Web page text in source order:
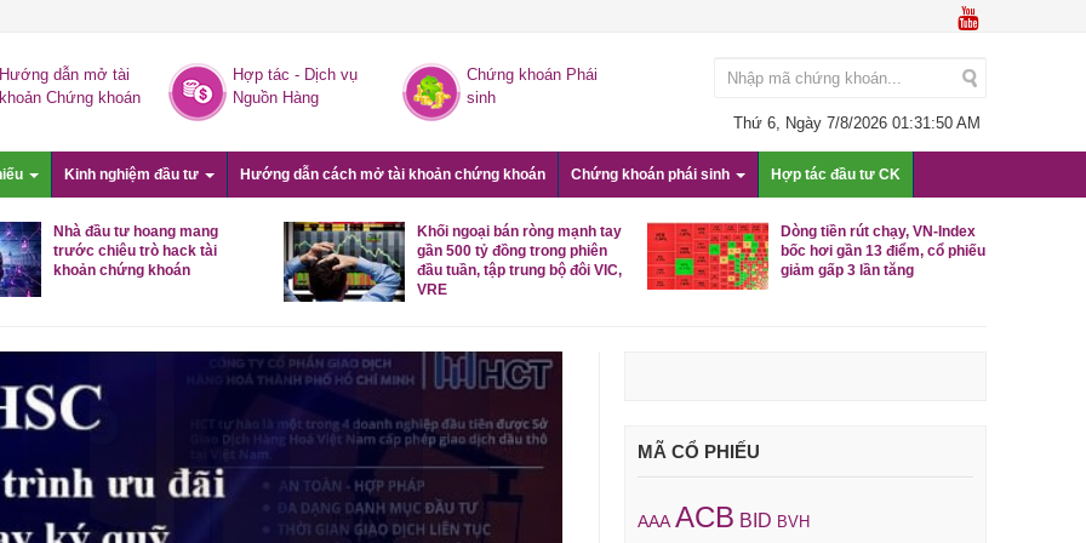
Hướng dẫn mở tài
khoản Chứng khoán
Hợp tác - Dịch vụ
Nguồn Hàng
Chứng khoán Phái
sinh
Thứ 6, Ngày 7/8/2026 01:31:51 AM
Kinh nghiệm đầu tư Hướng dẫn cách mở tài khoản chứng khoán Chứng khoán phái sinh Hợp tác đầu tư CK
Nhà đầu tư hoang mang
trước chiêu trò hack tài
khoản chứng khoán
Khối ngoại bán ròng mạnh tay
gần 500 tỷ đồng trong phiên
đầu tuần, tập trung bộ đôi VIC,
VRE
Dòng tiền rút chạy, VN-Index
bốc hơi gần 13 điểm, cổ phiếu
giảm gấp 3 lần tăng
MÃ CỔ PHIẾU
AAA ACB BID BVH